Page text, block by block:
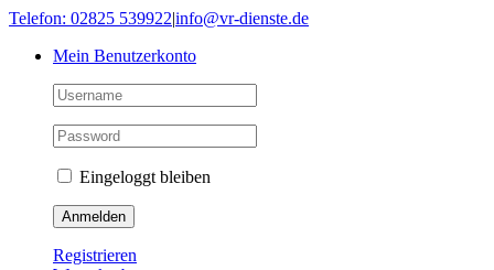
Skip
content
Telefon: 02825 539922|info@vr-dienste.de
Mein Benutzerkonto
Eingeloggt bleiben
Registrieren